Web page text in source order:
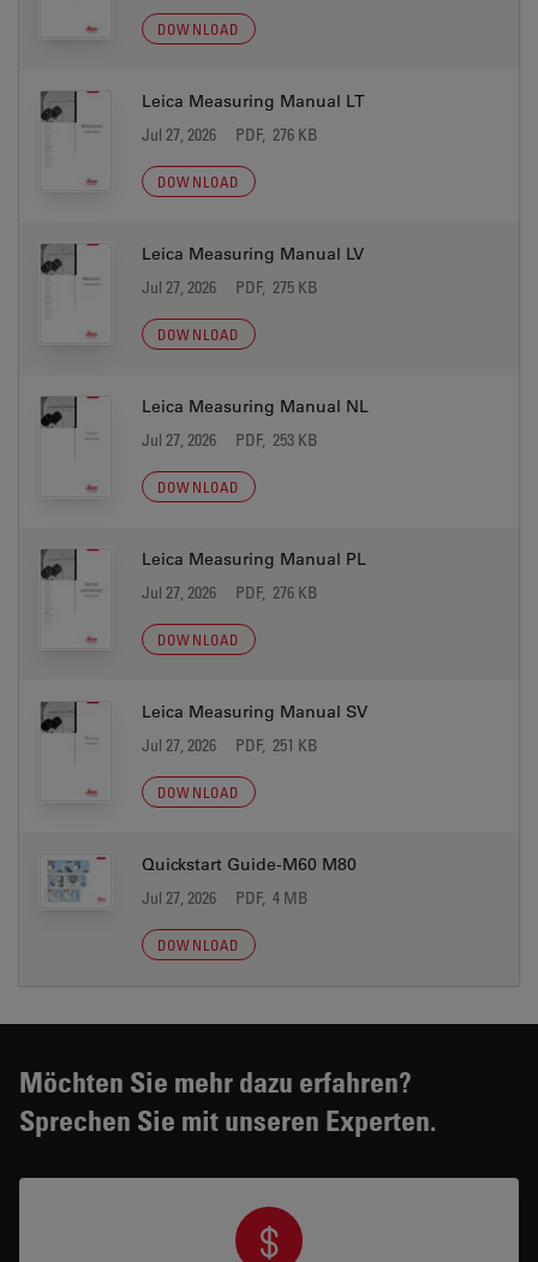
DOWNLOAD
Leica Measuring Manual LT
Jul 27, 2026 PDF, 276 KB
DOWNLOAD
Leica Measuring Manual LV
Jul 27, 2026 PDF, 275 KB
DOWNLOAD
Leica Measuring Manual NL
Jul 27, 2026 PDF, 253 KB
DOWNLOAD
Leica Measuring Manual PL
Jul 27, 2026 PDF, 276 KB
DOWNLOAD
Leica Measuring Manual SV
Jul 27, 2026 PDF, 251 KB
DOWNLOAD
Quickstart Guide-M60 M80
Jul 27, 2026 PDF, 4 MB
DOWNLOAD
Möchten Sie mehr dazu erfahren?
Sprechen Sie mit unseren Experten.